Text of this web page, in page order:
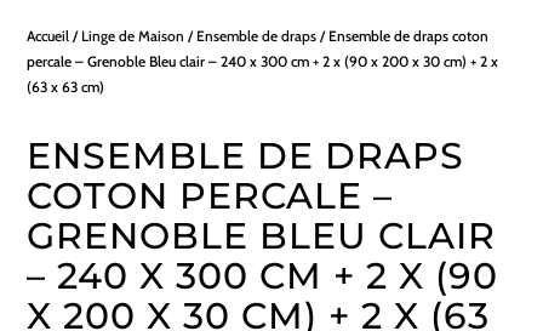
Accueil / Linge de Maison / Ensemble de draps / Ensemble de draps coton
percale – Grenoble Bleu clair – 240 x 300 cm + 2 x (90 x 200 x 30 cm) + 2 x
(63 x 63 cm)
ENSEMBLE DE DRAPS
COTON PERCALE –
GRENOBLE BLEU CLAIR
– 240 X 300 CM + 2 X (90
X 200 X 30 CM) + 2 X (63